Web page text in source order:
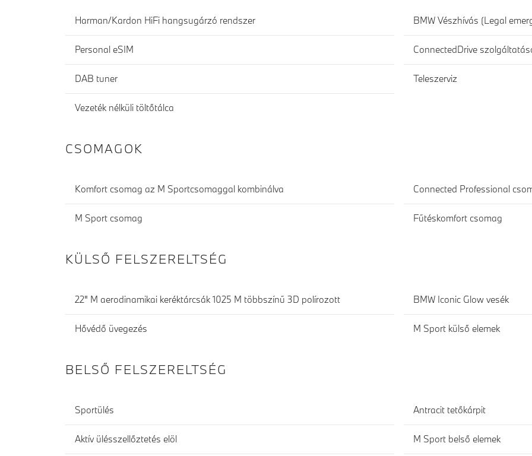
Harman/Kardon HiFi hangsugárzó rendszer
Personal eSIM
DAB tuner
Vezeték nélküli töltőtálca
BMW Vészhívás (Legal
ConnectedDrive
Teleszerviz
CSOMAGOK
Komfort csomag az M Sportcsomaggal kombinálva
M Sport csomag
Connected Professional
Fűtéskomfort csomag
KÜLSŐ FELSZERELTSÉG
22" M aerodinamikai keréktárcsák 1025 M többszínű 3D polírozott
Hővédő üvegezés
BMW Iconic Glow vesék
M Sport külső elemek
BELSŐ FELSZERELTSÉG
Sportülés
Aktív ülésszellőztetés elöl
Antracit tetőkárpit
M Sport belső elemek